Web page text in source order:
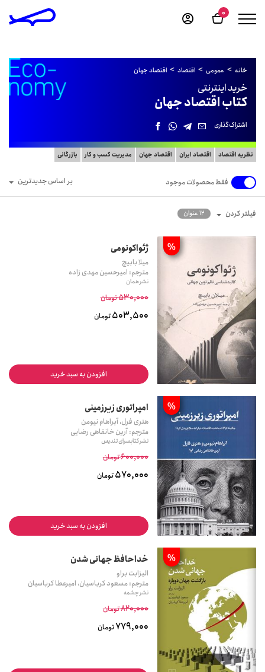
0
خانه عمومی اقتصاد اقتصاد جهان
خرید اینترنتی
کتاب اقتصاد جهان
اشتراک‌گذاری
نظریه اقتصاد اقتصاد ایران اقتصاد جهان مدیریت کسب و کار بازرگانی
فقط محصولات موجود بر اساس جدیدترین
فیلتر کردن 12 عنوان
% ژئواکونومی
میلا بابیچ
مترجم: امیرحسین مهدی زاده
نشر همان
530,000تومان
503,500تومان
افزودن به سبد خرید
% امپراتوری زیرزمینی
هنری فرل، آبراهام نیومن
مترجم: آرین خانقاهی رضایی
نشر کتابسرای تندیس
600,000تومان
570,000تومان
افزودن به سبد خرید
% خداحافظ جهانی شدن
الیزابت براو
مترجم: مسعود کرباسیان، امیرعطا کرباسیان
نشر چشمه
820,000تومان
779,000تومان